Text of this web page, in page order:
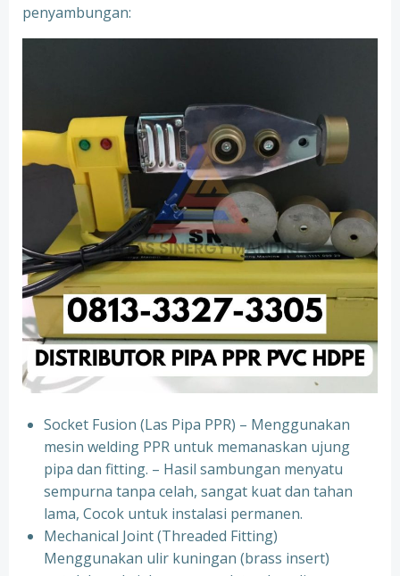
penyambungan:
Socket Fusion (Las Pipa PPR) – Menggunakan
mesin welding PPR untuk memanaskan ujung
pipa dan fitting. – Hasil sambungan menyatu
sempurna tanpa celah, sangat kuat dan tahan
lama, Cocok untuk instalasi permanen.
⁠Mechanical Joint (Threaded Fitting)
Menggunakan ulir kuningan (brass insert)